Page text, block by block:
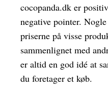
cocopanda.dk er
negative pointer.
priserne på visse
sammenlignet med
er altid en god idé at
du foretager et køb.